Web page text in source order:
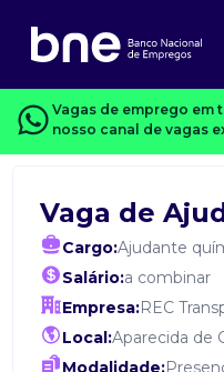
Vagas de emprego em
nosso canal de vagas
Vaga de
Cargo:Ajudante
Salário:a combinar
Empresa:REC
Local:Aparecida de
Modalidade: